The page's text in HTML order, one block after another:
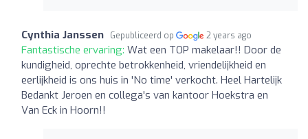
Cynthia Janssen Gepubliceerd op 2 years ago
Fantastische ervaring: Wat een TOP makelaar!! Door de
kundigheid, oprechte betrokkenheid, vriendelijkheid en
eerlijkheid is ons huis in 'No time' verkocht. Heel Hartelijk
Bedankt Jeroen en collega's van kantoor Hoekstra en
Van Eck in Hoorn!!